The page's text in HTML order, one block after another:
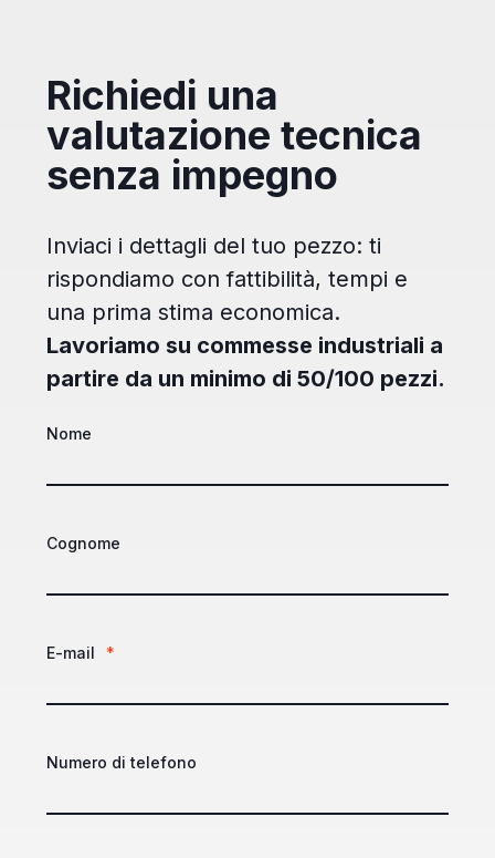
Richiedi una
valutazione tecnica
senza impegno
Inviaci i dettagli del tuo pezzo: ti
rispondiamo con fattibilità, tempi e
una prima stima economica.
Lavoriamo su commesse industriali a
partire da un minimo di 50/100 pezzi.
Nome
Cognome
E-mail *
Numero di telefono